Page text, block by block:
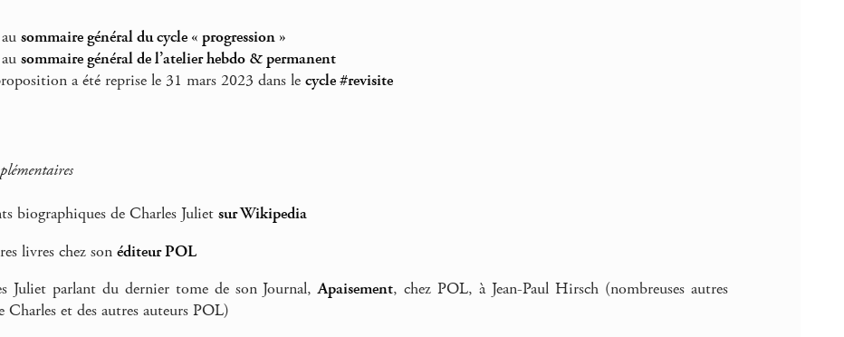
sommaire général du cycle « progression »
sommaire général de l’atelier hebdo & permanent
a été reprise le 31 mars 2023 dans le cycle #revisite
biographiques de Charles Juliet sur Wikipedia
livres chez son éditeur POL
Juliet parlant du dernier tome de son Journal,Apaisement, chez POL, à Jean-Paul Hirsch (nombreuses autres
Charles et des autres auteurs POL)